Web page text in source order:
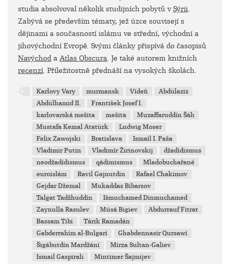
studia absolvoval několik studijních pobytů vSýrii.
Zabývá se především tématy, jež úzce souvisejí s
dějinami a současností islámu ve střední, východní a
jihovýchodní Evropě. Svými články přispívá do časopisů
Navýchod a Atlas Obscura. Je také autorem knižních
recenzí. Příležitostně přednáší na vysokých školách.
Karlovy Vary murmansk Vídeň
Abdülaziz
Abdülhamid II.
František Josef I.
karlovarská mešita
mešita
Muzaffaruddín Šáh
Mustafa Kemal Atatürk
Ludwig Moser
Felix Zawojski
Bratislava
Ismaíl I. Paša
Vladimir Putin
Vladimír Žirinovskij
džadídismus
neodžadídismus
qádímismus
Mladobuchařané
euroislám
Ravil Gajnutdin
Rafael Chakimov
Gejdar Džemal
Mukaddas Bibarsov
Talgat Tadžhuddín
Išmuchamed Dinmuchamed
Zaynulla Rasulev
Músá Bigiev
Abdurrauf Fitrat
Bassam Tibi
Tárik Ramadán
Gabderrahím al-Bulgarí
Ghabdennasír Qursawí
Šigábutdín Mardžání
Mirza Sultan-Galiev
Ismail Gaspirali
Mintimer Šajmijev